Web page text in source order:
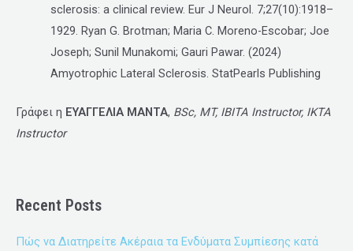
sclerosis: a clinical review. Eur J Neurol. 7;27(10):1918–
1929. Ryan G. Brotman; Maria C. Moreno-Escobar; Joe
Joseph; Sunil Munakomi; Gauri Pawar. (2024)
Amyotrophic Lateral Sclerosis. StatPearls Publishing
Γράφει η ΕΥΑΓΓΕΛΙΑ ΜΑΝΤΑ, BSc, MT, IBITA Instructor, IKTA
Instructor
Recent Posts
Πώς να Διατηρείτε Ακέραια τα Ενδύματα Συμπίεσης κατά